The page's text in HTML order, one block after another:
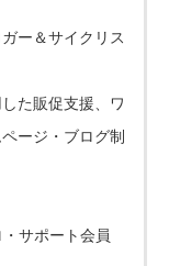
ー＆サイクリス
た販促支援、ワ
ージ・ブログ制
サポート会員